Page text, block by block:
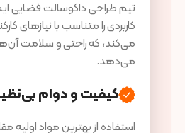
تیم طراحی داکوسالت فضایی
کاربردی را متناسب با نیازهای
می‌کند، که راحتی و سلامت آن‌ها
می‌دهد.
کیفیت و دوام
استفاده از بهترین مواد اولیه